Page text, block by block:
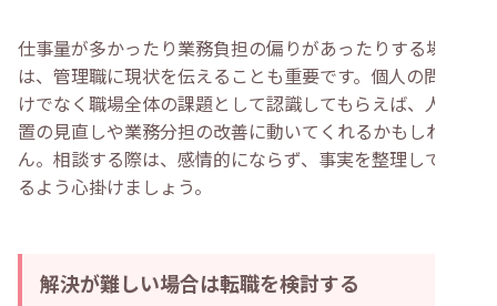
仕事量が多かったり業務負担の偏りがあったりする場合
は、管理職に現状を伝えることも重要です。個人の問題だ
けでなく職場全体の課題として認識してもらえば、人員配
置の見直しや業務分担の改善に動いてくれるかもしれませ
ん。相談する際は、感情的にならず、事実を整理して伝え
るよう心掛けましょう。
解決が難しい場合は転職を検討する